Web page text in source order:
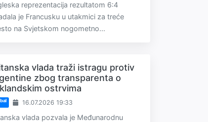
reprezentacija rezultatom 6:4
je Francusku u utakmici za treće
na Svjetskom nogometno...
vlada traži istragu protiv
zbog transparenta o
ostrvima
16.07.2026 19:33
vlada pozvala je Međunarodnu